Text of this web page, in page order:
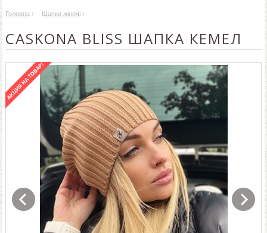
ПРО БРЕНД
ДОСТАВКА І ОПЛАТА
КОНТАКТИ
Головна › Шапки жіночі ›
CASKONA BLISS ШАПКА КЕМЕЛ